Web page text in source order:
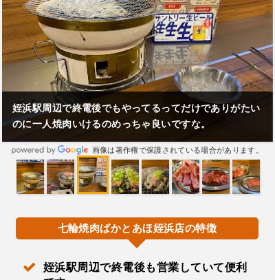
姪浜駅周辺で終電後でもやってるってだけでありがたい
のに一人焼肉いけるのめっちゃ良いですな。
画像は著作権で保護されている場合があります。
七輪焼肉ばかとあほ姪浜店の特徴
姪浜駅周辺で終電後も営業していて便利